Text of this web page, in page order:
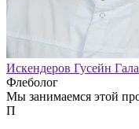
Искендеров Гусейн
Флеболог
Мы занимаемся этой
П